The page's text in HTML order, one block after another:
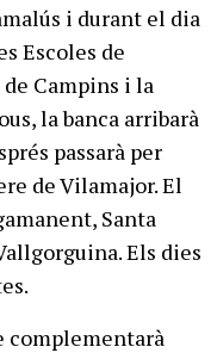
i durant el dia
Escoles de
Campins i la
la banca arribarà
passarà per
de Vilamajor. El
Santa
Els dies
complementarà